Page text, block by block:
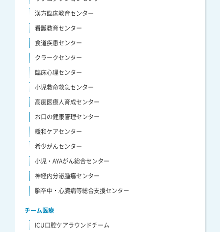
漢方臨床教育センター
看護教育センター
食道疾患センター
クラークセンター
臨床心理センター
小児救命救急センター
高度医療人育成センター
お口の健康管理センター
緩和ケアセンター
希少がんセンター
小児・AYAがん総合センター
神経内分泌腫瘍センター
脳卒中・心臓病等総合支援センター
チーム医療
ICU口腔ケアラウンドチーム